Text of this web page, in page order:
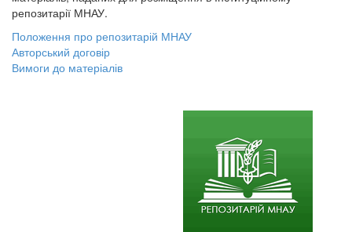
репозитарії МНАУ.
Положення про репозитарій МНАУ
Авторський договір
Вимоги до матеріалів